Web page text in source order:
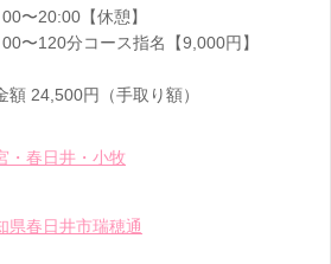
00〜20:00【休憩】
00〜120分コース指名【9,000円】
額 24,500円（手取り額）
・春日井・小牧
県春日井市瑞穂通